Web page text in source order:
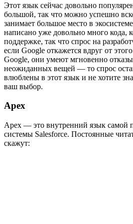
Этот язык сейчас довольно
большой, так что можно успешно
занимает большое место в
написано уже довольно много кода,
поддержке, так что спрос на
если Google откажется вдруг от
Google, они умеют мгновенно
неожиданных вещей — то спрос
влюблены в этот язык и не хотите
ваш выбор.
Apex
Apex — это внутренний язык самой
системы Salesforce. Постоянные
скажут: